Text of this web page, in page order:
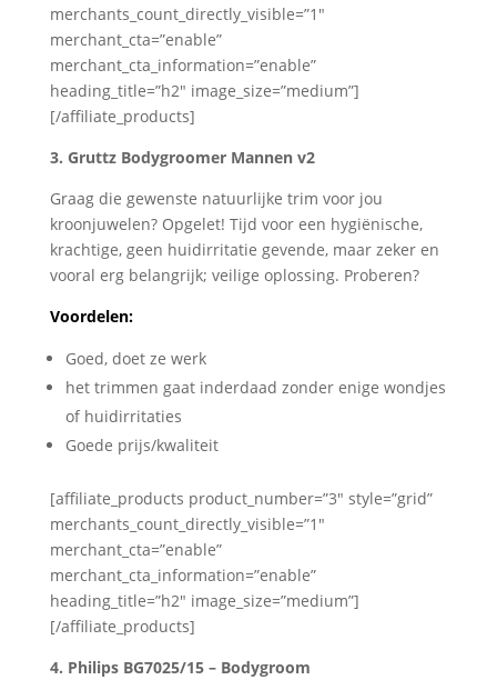
merchants_count_directly_visible=”1″
merchant_cta=”enable”
merchant_cta_information=”enable”
heading_title=”h2″ image_size=”medium”]
[/affiliate_products]
3. Gruttz Bodygroomer Mannen v2
Graag die gewenste natuurlijke trim voor jou
kroonjuwelen? Opgelet! Tijd voor een hygiënische,
krachtige, geen huidirritatie gevende, maar zeker en
vooral erg belangrijk; veilige oplossing. Proberen?
Voordelen:
Goed, doet ze werk
het trimmen gaat inderdaad zonder enige wondjes
of huidirritaties
Goede prijs/kwaliteit
[affiliate_products product_number=”3″ style=”grid”
merchants_count_directly_visible=”1″
merchant_cta=”enable”
merchant_cta_information=”enable”
heading_title=”h2″ image_size=”medium”]
[/affiliate_products]
4. Philips BG7025/15 – Bodygroom